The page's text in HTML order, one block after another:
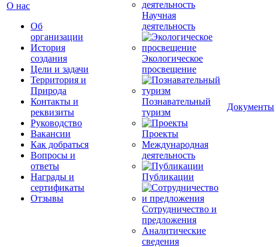
О нас
Об
организации
История
создания
Цели и задачи
Территория и
Природа
Контакты и
реквизиты
Руководство
Вакансии
Как добраться
Вопросы и
ответы
Награды и
сертификаты
Отзывы
Научная
деятельность
Экологическое
просвещение
Познавательный
туризм
Проекты
Международная
деятельность
Публикации
Сотрудничество и
предложения
Аналитические
сведения
Документы